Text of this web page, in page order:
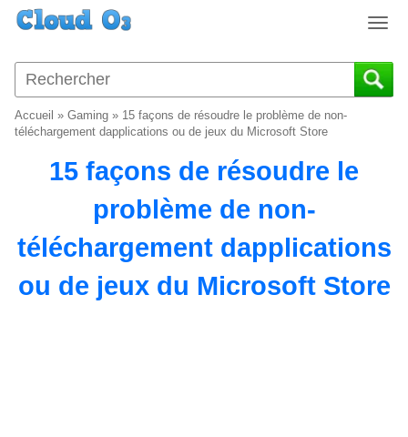
T
g
g
a
i
Accueil » Gaming » 15 façons de résoudre le problème de non-
téléchargement dapplications ou de jeux du Microsoft Store
15 façons de résoudre le
problème de non-
téléchargement dapplications
ou de jeux du Microsoft Store